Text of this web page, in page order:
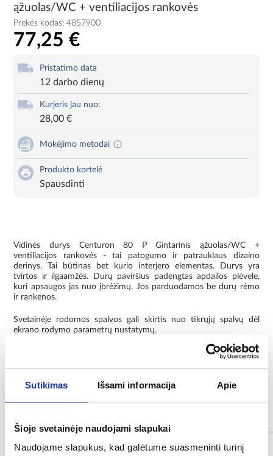
Sutikimas Išsami informacija Apie
Šioje svetainėje naudojami slapukai
Naudojame slapukus, kad galėtume suasmeninti turinį
ąžuolas/WC + ventiliacijos rankovės
Prekės kodas:4857900
77,25 €
Pristatimo data
12 darbo dienų
Kurjeris jau nuo:
28,00 €
Mokėjimo metodai
Produkto kortelė
Spausdinti
Vidinės durys Centuron 80 P Gintarinis ąžuolas/WC +
ventiliacijos rankovės - tai patogumo ir patrauklaus dizaino
derinys. Tai būtinas bet kurio interjero elementas. Durys yra
tvirtos ir ilgaamžės. Durų paviršius padengtas apdailos plėvele,
kuri apsaugos jas nuo įbrėžimų. Jos parduodamos be durų rėmo
ir rankenos.
Svetainėje rodomos spalvos gali skirtis nuo tikrųjų spalvų dėl
ekrano rodymo parametrų nustatymų.
Plotis (cm): 84,4
Informacija